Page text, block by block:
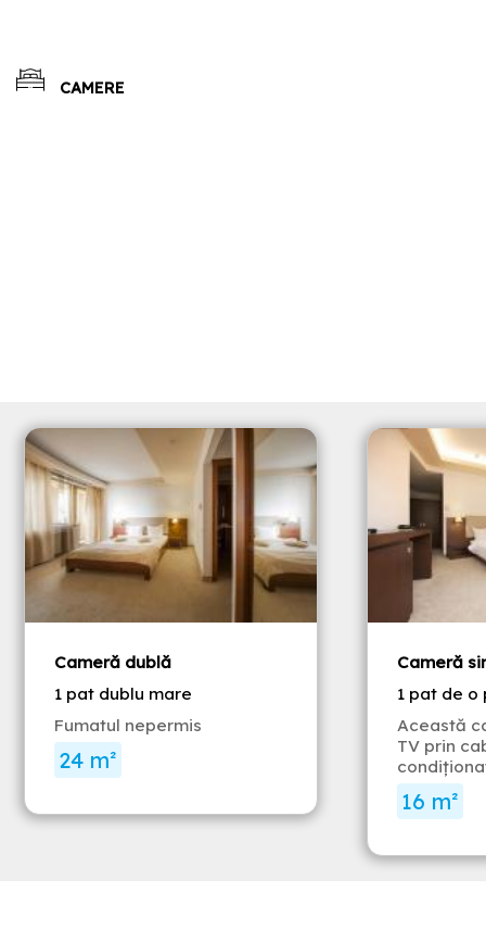
CAMERE
Cameră dublă
1 pat dublu mare
Fumatul nepermis
24 m²
Cameră
1 pat de o
Această
TV prin
16 m²